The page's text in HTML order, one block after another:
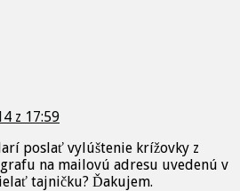
z 17:59
poslať vylúštenie krížovky z
na mailovú adresu uvedenú v
tajničku? Ďakujem.